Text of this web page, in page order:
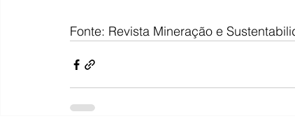
Fonte: Revista Mineração e